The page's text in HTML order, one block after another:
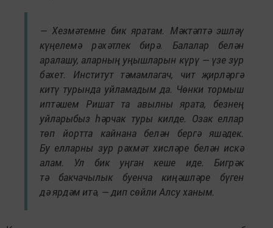
— Хезмәтемне бик яратам. Мәктәптә эшләү
күңелемә рәхәтлек бирә. Балалар белән
аралашу, аларның уңышларын күрү — үзе зур
бәхет. Институт тәмамлагач, чит җирләргә
китү турында уйламадым да. Чөнки тормыш
иптәшем Ришат та авылны ярата, безнең
уйларыбыз һәрчак туры килде. Озак еллар
төп йортта кайнана белән бергә яшәдек.
Бу елларны зур рәхмәт хисләре белән искә
алам. Ул бик уңган кеше иде. Бигрәк
тә бакчачылык буенча киңәшләре бүген
дә ярдәм итә, — дип сөйли Алсу ханым.